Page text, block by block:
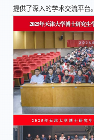
提供了深入的学术交流平台。